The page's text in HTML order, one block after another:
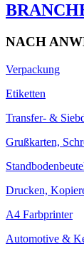
NACH
Verpackung
Etiketten
Transfer- &
Grußkarten,
Drucken,
A4 Farbprinter
Automotive &